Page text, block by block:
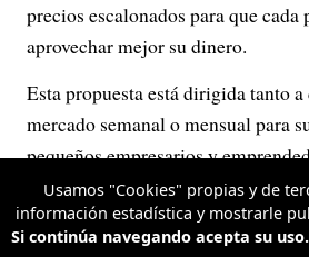
precios escalonados para que
aprovechar mejor su dinero.
Esta propuesta está dirigida tanto
mercado semanal o mensual para
pequeños empresarios y
abastecer sus negocios de manera
conveniente.
Usamos "Cookies" propias y de
información estadística y mostrarle
Si continúa navegando acepta su uso.